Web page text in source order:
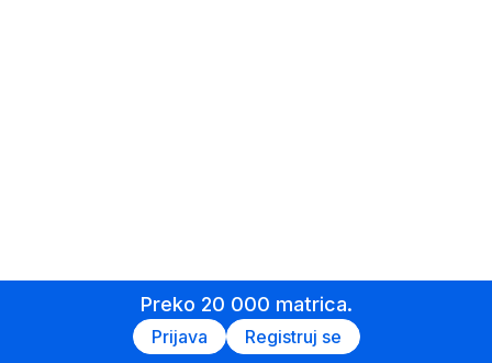
Preko 20 000 matrica.
Prijava Registruj se